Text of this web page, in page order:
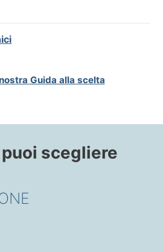
Guida alla scelta
scegliere